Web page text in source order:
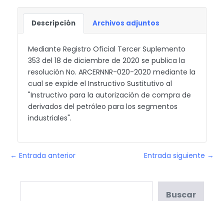
Descripción Archivos adjuntos
Mediante Registro Oficial Tercer Suplemento
353 del 18 de diciembre de 2020 se publica la
resolución No. ARCERNNR-020-2020 mediante la
cual se expide el Instructivo Sustitutivo al
"Instructivo para la autorización de compra de
derivados del petróleo para los segmentos
industriales".
← Entrada anterior Entrada siguiente →
Buscar